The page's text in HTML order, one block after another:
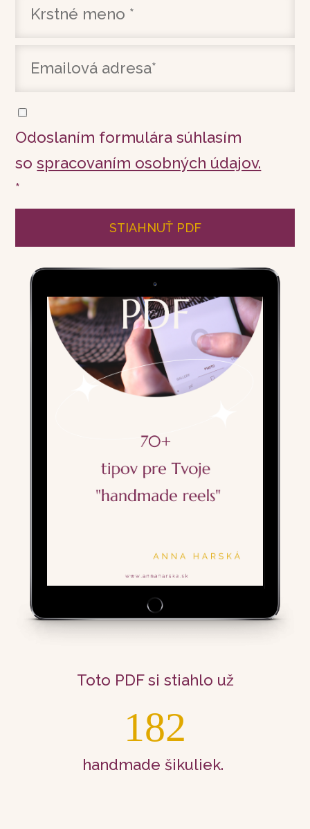
Odoslaním formulára súhlasím
sospracovaním osobných údajov.
*
STIAHNUŤ PDF
Toto PDF si stiahlo už
182
handmade šikuliek.